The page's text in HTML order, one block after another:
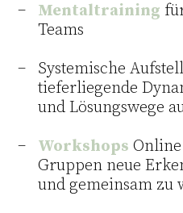
Mentaltraining
Teams
Systemische
tieferliegende
und Lösungswege
Workshops
Gruppen neue
und gemeinsam zu